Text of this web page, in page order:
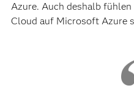
Azure. Auch deshalb
Cloud auf Microsoft Azure